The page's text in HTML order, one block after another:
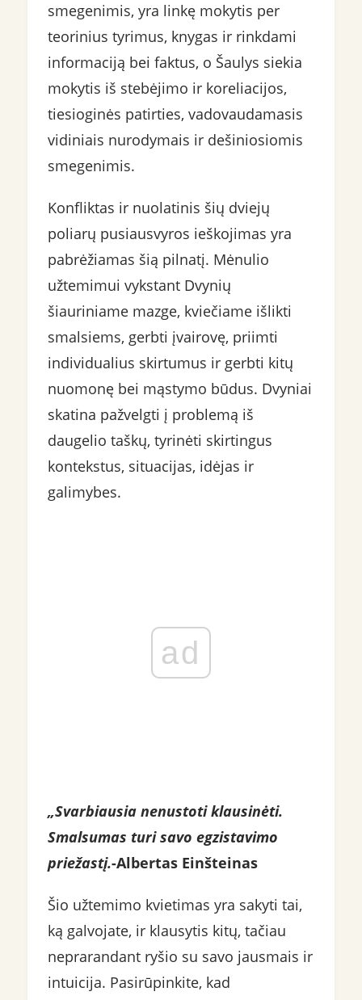
smegenimis, yra linkę mokytis per
teorinius tyrimus, knygas ir rinkdami
informaciją bei faktus, o Šaulys siekia
mokytis iš stebėjimo ir koreliacijos,
tiesioginės patirties, vadovaudamasis
vidiniais nurodymais ir dešiniosiomis
smegenimis.
Konfliktas ir nuolatinis šių dviejų
poliarų pusiausvyros ieškojimas yra
pabrėžiamas šią pilnatį. Mėnulio
užtemimui vykstant Dvynių
šiauriniame mazge, kviečiame išlikti
smalsiems, gerbti įvairovę, priimti
individualius skirtumus ir gerbti kitų
nuomonę bei mąstymo būdus. Dvyniai
skatina pažvelgti į problemą iš
daugelio taškų, tyrinėti skirtingus
kontekstus, situacijas, idėjas ir
galimybes.
ad
„Svarbiausia nenustoti klausinėti.
Smalsumas turi savo egzistavimo
priežastį.-Albertas Einšteinas
Šio užtemimo kvietimas yra sakyti tai,
ką galvojate, ir klausytis kitų, tačiau
neprarandant ryšio su savo jausmais ir
intuicija. Pasirūpinkite, kad